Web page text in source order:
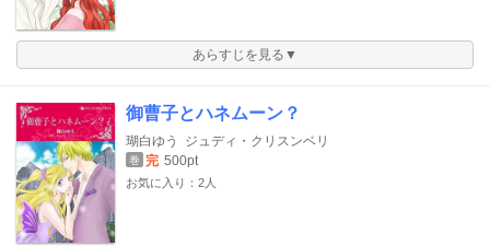
あらすじを見る▼
御曹子とハネムーン？
瑚白ゆう ジュディ・クリスンベリ
巻 完 500pt
お気に入り：2人